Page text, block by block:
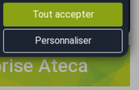
Ateca
Tout accepter
Personnaliser